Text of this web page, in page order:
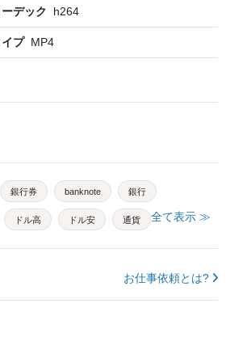
ーデック h264
イプ MP4
銀行券 banknote 銀行
ドル高 ドル安 通貨
落 fall 株 貯金
全て表示 ≫
お仕事依頼とは?